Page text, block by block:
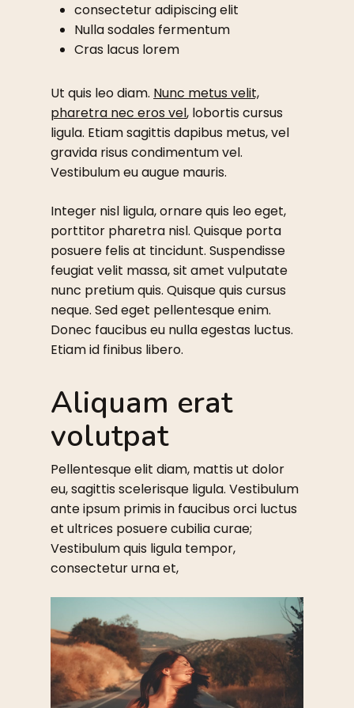
consectetur adipiscing elit
Nulla sodales fermentum
Cras lacus lorem
Ut quis leo diam. Nunc metus velit,
pharetra nec eros vel, lobortis cursus
ligula. Etiam sagittis dapibus metus, vel
gravida risus condimentum vel.
Vestibulum eu augue mauris.
Integer nisl ligula, ornare quis leo eget,
porttitor pharetra nisl. Quisque porta
posuere felis at tincidunt. Suspendisse
feugiat velit massa, sit amet vulputate
nunc pretium quis. Quisque quis cursus
neque. Sed eget pellentesque enim.
Donec faucibus eu nulla egestas luctus.
Etiam id finibus libero.
Aliquam erat
volutpat
Pellentesque elit diam, mattis ut dolor
eu, sagittis scelerisque ligula. Vestibulum
ante ipsum primis in faucibus orci luctus
et ultrices posuere cubilia curae;
Vestibulum quis ligula tempor,
consectetur urna et,